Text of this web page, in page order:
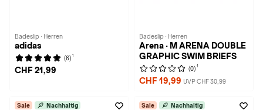
Badeslip · Herren
adidas
(6) 1
CHF 21,99
Badeslip · Herren
Arena · M ARENA DOUBLE
GRAPHIC SWIM BRIEFS
(0) 1
CHF 19,99 UVP CHF 30,99
Sale Nachhaltig Sale Nachhaltig